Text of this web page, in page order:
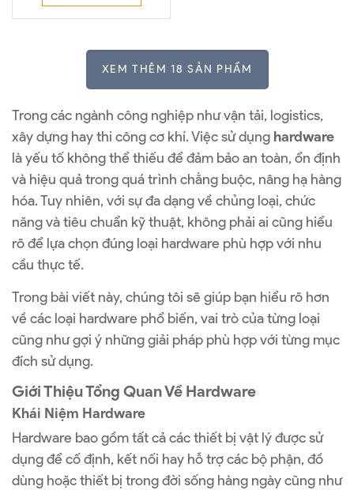
XEM THÊM 18 SẢN PHẨM
Trong các ngành công nghiệp như vận tải, logistics,
xây dựng hay thi công cơ khí. Việc sử dụng hardware
là yếu tố không thể thiếu để đảm bảo an toàn, ổn định
và hiệu quả trong quá trình chằng buộc, nâng hạ hàng
hóa. Tuy nhiên, với sự đa dạng về chủng loại, chức
năng và tiêu chuẩn kỹ thuật, không phải ai cũng hiểu
rõ để lựa chọn đúng loại hardware phù hợp với nhu
cầu thực tế.
Trong bài viết này, chúng tôi sẽ giúp bạn hiểu rõ hơn
về các loại hardware phổ biến, vai trò của từng loại
cũng như gợi ý những giải pháp phù hợp với từng mục
đích sử dụng.
Giới Thiệu Tổng Quan Về Hardware
Khái Niệm Hardware
Hardware bao gồm tất cả các thiết bị vật lý được sử
dụng để cố định, kết nối hay hỗ trợ các bộ phận, đồ
dùng hoặc thiết bị trong đời sống hàng ngày cũng như